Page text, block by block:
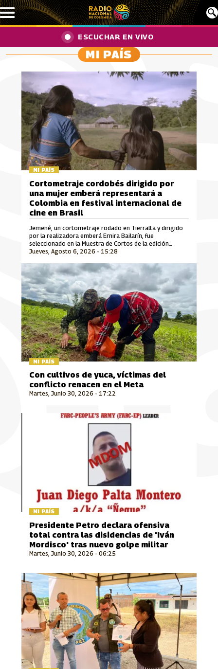
Pasar al contenido principal
ESCUCHAR EN VIVO
MI PAÍS
MI PAÍS
Jueves, Agosto 6, 2026 - 15:28
Cortometraje cordobés dirigido por
una mujer emberá representará a
Colombia en festival internacional de
cine en Brasil
Jemené, un cortometraje rodado en Tierralta y dirigido
por la realizadora emberá Ernira Bailarín, fue
seleccionado en la Muestra de Cortos de la edición
número 30 del Festival Internacional de Cine Florianópolis
cinematográficos más importantes de Suramérica que se
desarrolla en Brasil.
MI PAÍS
Martes, Junio 30, 2026 - 17:22
Con cultivos de yuca, víctimas del
conflicto renacen en el Meta
MI PAÍS
Martes, Junio 30, 2026 - 06:25
Presidente Petro declara ofensiva
total contra las disidencias de 'Iván
Mordisco' tras nuevo golpe militar